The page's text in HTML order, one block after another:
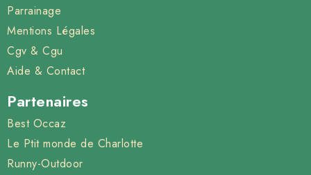
Parrainage
Mentions Légales
Cgv & Cgu
Aide & Contact
Partenaires
Best Occaz
Le Ptit monde de Charlotte
Runny-Outdoor